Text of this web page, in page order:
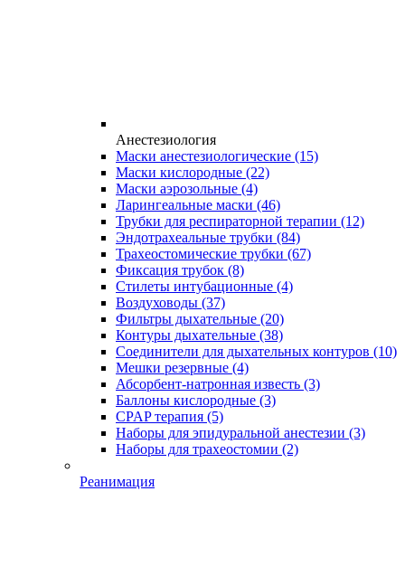
Анестезиология
Маски анестезиологические (15)
Маски кислородные (22)
Маски аэрозольные (4)
Ларингеальные маски (46)
Трубки для респираторной терапии (12)
Эндотрахеальные трубки (84)
Трахеостомические трубки (67)
Фиксация трубок (8)
Стилеты интубационные (4)
Воздуховоды (37)
Фильтры дыхательные (20)
Контуры дыхательные (38)
Соединители для дыхательных контуров (10)
Мешки резервные (4)
Абсорбент-натронная известь (3)
Баллоны кислородные (3)
CPAP терапия (5)
Наборы для эпидуральной анестезии (3)
Наборы для трахеостомии (2)
Реанимация